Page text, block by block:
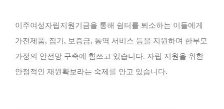
이주여성자립지원기금을 통해 쉼터를 퇴소하는 이들에게
가전제품, 집기, 보증금, 통역 서비스 등을 지원하며 한부모
가정의 안전망 구축에 힘쓰고 있습니다. 자립 지원을 위한
안정적인 재원확보라는 숙제를 안고 있습니다.